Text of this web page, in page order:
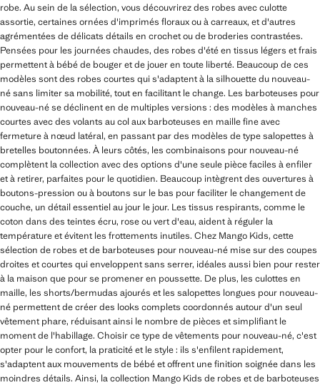
robe. Au sein de la sélection, vous découvrirez des robes avec culotte
assortie, certaines ornées d'imprimés floraux ou à carreaux, et d'autres
agrémentées de délicats détails en crochet ou de broderies contrastées.
Pensées pour les journées chaudes, des robes d'été en tissus légers et frais
permettent à bébé de bouger et de jouer en toute liberté. Beaucoup de ces
modèles sont des robes courtes qui s'adaptent à la silhouette du nouveau-
né sans limiter sa mobilité, tout en facilitant le change. Les barboteuses pour
nouveau-né se déclinent en de multiples versions : des modèles à manches
courtes avec des volants au col aux barboteuses en maille fine avec
fermeture à nœud latéral, en passant par des modèles de type salopettes à
bretelles boutonnées. À leurs côtés, les combinaisons pour nouveau-né
complètent la collection avec des options d'une seule pièce faciles à enfiler
et à retirer, parfaites pour le quotidien. Beaucoup intègrent des ouvertures à
boutons-pression ou à boutons sur le bas pour faciliter le changement de
couche, un détail essentiel au jour le jour. Les tissus respirants, comme le
coton dans des teintes écru, rose ou vert d'eau, aident à réguler la
température et évitent les frottements inutiles. Chez Mango Kids, cette
sélection de robes et de barboteuses pour nouveau-né mise sur des coupes
droites et courtes qui enveloppent sans serrer, idéales aussi bien pour rester
à la maison que pour se promener en poussette. De plus, les culottes en
maille, les shorts/bermudas ajourés et les salopettes longues pour nouveau-
né permettent de créer des looks complets coordonnés autour d'un seul
vêtement phare, réduisant ainsi le nombre de pièces et simplifiant le
moment de l'habillage. Choisir ce type de vêtements pour nouveau-né, c'est
opter pour le confort, la praticité et le style : ils s'enfilent rapidement,
s'adaptent aux mouvements de bébé et offrent une finition soignée dans les
moindres détails. Ainsi, la collection Mango Kids de robes et de barboteuses